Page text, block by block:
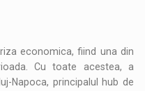
economica, fiind una din
Cu toate acestea, a
Napoca, principalul hub de